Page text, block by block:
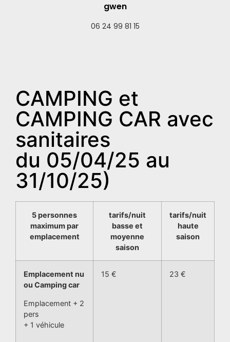
gwen
06 24 99 81 15
CAMPING et
CAMPING CAR avec
sanitaires
du 05/04/25 au
31/10/25)
5 personnes
maximum par
emplacement
tarifs/nuit
basse et
moyenne
saison
tarifs/nuit
haute
saison
Emplacement nu
ou Camping car
Emplacement + 2
pers
+ 1 véhicule
15 € 23 €